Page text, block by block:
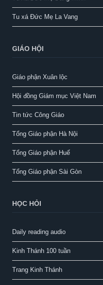
Tu xá Đức Mẹ La Vang
GIÁO HỘI
Giáo phận Xuân lộc
Hội đồng Giám mục Việt Nam
Tin tức Công Giáo
Tổng Giáo phận Hà Nội
Tổng Giáo phận Huế
Tổng Giáo phận Sài Gòn
HỌC HỎI
Daily reading audio
Kinh Thánh 100 tuần
Trang Kinh Thánh